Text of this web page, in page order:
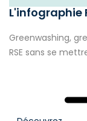
L'infographie
Greenwashing,
RSE sans se